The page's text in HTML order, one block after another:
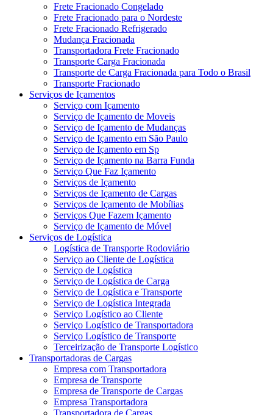
Frete Fracionado Congelado
Frete Fracionado para o Nordeste
Frete Fracionado Refrigerado
Mudança Fracionada
Transportadora Frete Fracionado
Transporte Carga Fracionada
Transporte de Carga Fracionada para Todo o Brasil
Transporte Fracionado
Serviços de Içamentos
Serviço com Içamento
Serviço de Içamento de Moveis
Serviço de Içamento de Mudanças
Serviço de Içamento em São Paulo
Serviço de Içamento em Sp
Serviço de Içamento na Barra Funda
Serviço Que Faz Içamento
Serviços de Içamento
Serviços de Içamento de Cargas
Serviços de Içamento de Mobílias
Serviços Que Fazem Içamento
Serviço de Içamento de Móvel
Serviços de Logística
Logística de Transporte Rodoviário
Serviço ao Cliente de Logística
Serviço de Logística
Serviço de Logística de Carga
Serviço de Logística e Transporte
Serviço de Logística Integrada
Serviço Logístico ao Cliente
Serviço Logístico de Transportadora
Serviço Logístico de Transporte
Terceirização de Transporte Logístico
Transportadoras de Cargas
Empresa com Transportadora
Empresa de Transporte
Empresa de Transporte de Cargas
Empresa Transportadora
Transportadora de Cargas